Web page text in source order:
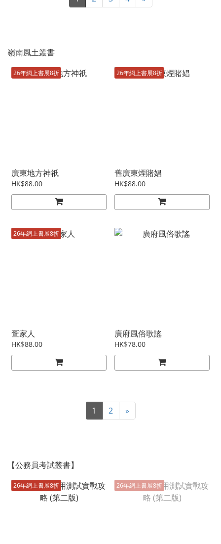
嶺南風土叢書
26年網上書展8折
廣東地方神祇
HK$88.00
26年網上書展8折
舊廣東煙賭娼
HK$88.00
26年網上書展8折
疍家人
HK$88.00
廣府風俗歌謠
HK$78.00
1 2 »
【公務員考試叢書】
26年網上書展8折 26年網上書展8折